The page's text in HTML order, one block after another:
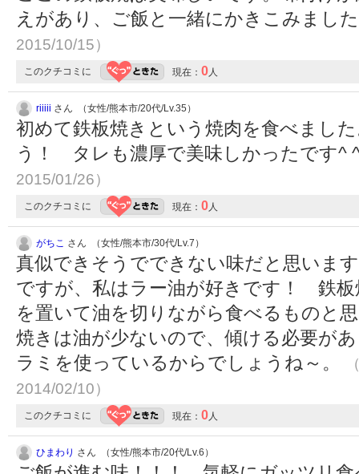
えがあり、ご飯と一緒にかきこみまし
2015/10/15）
このクチコミに 現在： 0 人
riiiii さん （女性/熊本市/20代/Lv.35）
初めて鉄板焼きという焼肉を食べまし
う！ タレも濃厚で美味しかったです^
2015/01/26）
このクチコミに 現在： 0 人
がちこ さん （女性/熊本市/30代/Lv.7）
真似できそうでできない味だと思いま
ですが、私はラー油が好きです！ 鉄
を置いて油を切りながら食べるものと
焼きは油が少ないので、傾ける必要が
ラミを使っているからでしょうね～。
2014/02/10）
このクチコミに 現在： 0 人
ひまわり さん （女性/熊本市/20代/Lv.6）